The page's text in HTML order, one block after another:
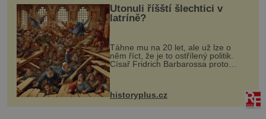
Utonuli říšští šlechtici v
latríně?
Táhne mu na 20 let, ale už lze o
něm říct, že je to ostřílený politik.
Císař Fridrich Barbarossa proto
posílá svého syna a dědice Jindřicha
VI. do Erfurtu, aby se stal
prostředníkem při řešení sporu m...
historyplus.cz